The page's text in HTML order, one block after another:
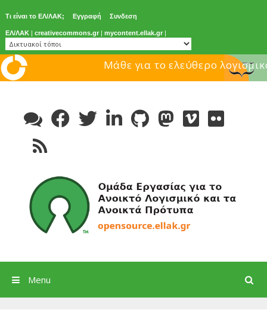
Τι είναι το ΕΛ/ΛΑΚ; Εγγραφή Συνδεση
ΕΛ/ΛΑΚ | creativecommons.gr | mycontent.ellak.gr |
Μάθε για το ελεύθερο
content
Search
Menu